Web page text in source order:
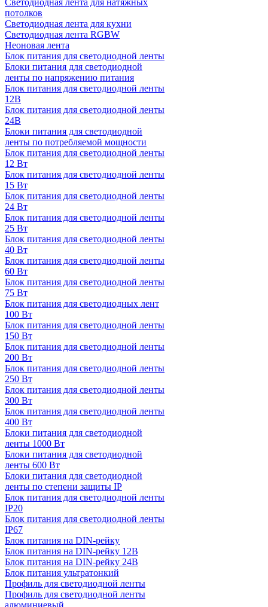
Светодиодная лента для натяжных
потолков
Светодиодная лента для кухни
Светодиодная лента RGBW
Неоновая лента
Блок питания для светодиодной ленты
Блоки питания для светодиодной
ленты по напряжению питания
Блок питания для светодиодной ленты
12В
Блок питания для светодиодной ленты
24В
Блоки питания для светодиодной
ленты по потребляемой мощности
Блок питания для светодиодной ленты
12 Вт
Блок питания для светодиодной ленты
15 Вт
Блок питания для светодиодной ленты
24 Вт
Блок питания для светодиодной ленты
25 Вт
Блок питания для светодиодной ленты
40 Вт
Блок питания для светодиодной ленты
60 Вт
Блок питания для светодиодной ленты
75 Вт
Блок питания для светодиодных лент
100 Вт
Блок питания для светодиодной ленты
150 Вт
Блок питания для светодиодной ленты
200 Вт
Блок питания для светодиодной ленты
250 Вт
Блок питания для светодиодной ленты
300 Вт
Блок питания для светодиодной ленты
400 Вт
Блоки питания для светодиодной
ленты 1000 Вт
Блоки питания для светодиодной
ленты 600 Вт
Блоки питания для светодиодной
ленты по степени защиты IP
Блок питания для светодиодной ленты
IP20
Блок питания для светодиодной ленты
IP67
Блок питания на DIN-рейку
Блок питания на DIN-рейку 12В
Блок питания на DIN-рейку 24В
Блок питания ультратонкий
Профиль для светодиодной ленты
Профиль для светодиодной ленты
алюминиевый